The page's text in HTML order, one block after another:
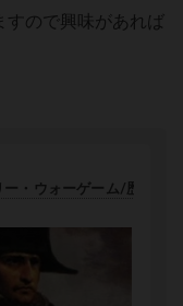
すので興味があれば